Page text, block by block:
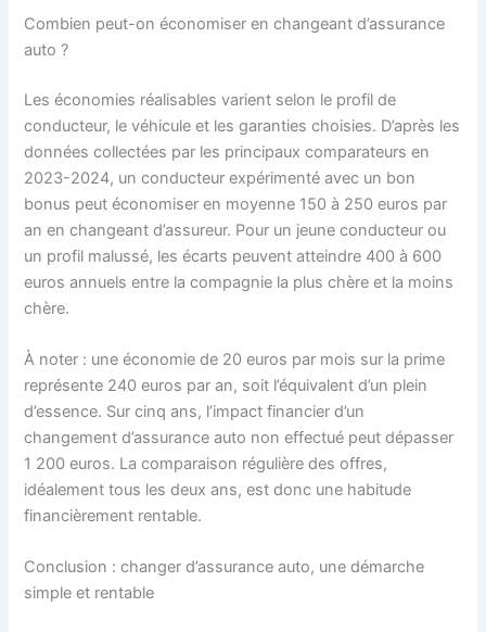
Combien peut-on économiser en changeant d’assurance
auto ?
Les économies réalisables varient selon le profil de
conducteur, le véhicule et les garanties choisies. D’après les
données collectées par les principaux comparateurs en
2023-2024, un conducteur expérimenté avec un bon
bonus peut économiser en moyenne 150 à 250 euros par
an en changeant d’assureur. Pour un jeune conducteur ou
un profil malussé, les écarts peuvent atteindre 400 à 600
euros annuels entre la compagnie la plus chère et la moins
chère.
À noter : une économie de 20 euros par mois sur la prime
représente 240 euros par an, soit l’équivalent d’un plein
d’essence. Sur cinq ans, l’impact financier d’un
changement d’assurance auto non effectué peut dépasser
1 200 euros. La comparaison régulière des offres,
idéalement tous les deux ans, est donc une habitude
financièrement rentable.
Conclusion : changer d’assurance auto, une démarche
simple et rentable